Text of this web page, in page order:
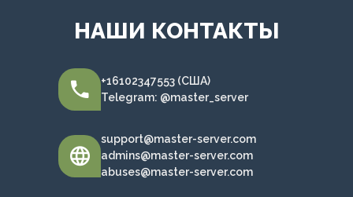
НАШИ КОНТАКТЫ
+16102347553 (США)
Telegram: @master_server
support@master-server.com
admins@master-server.com
abuses@master-server.com